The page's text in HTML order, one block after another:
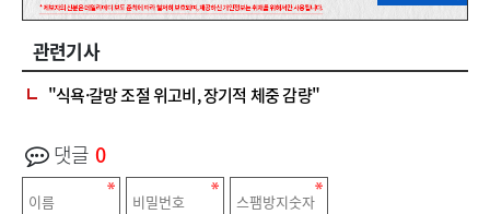
관련기사
"식욕·갈망 조절 위고비, 장기적 체중 감량"
댓글 0